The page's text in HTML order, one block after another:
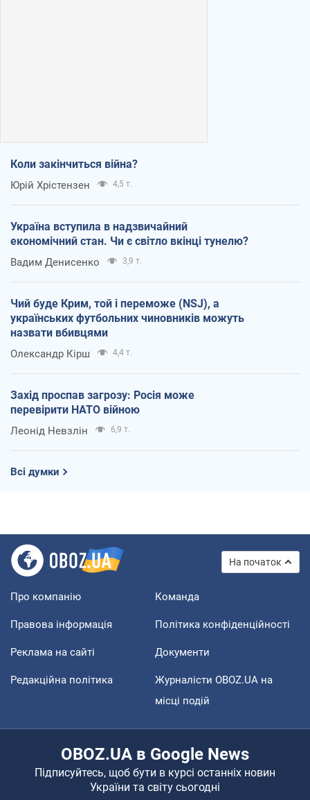
Коли закінчиться війна?
Юрій Хрістензен 4,5 т.
Україна вступила в надзвичайний
економічний стан. Чи є світло вкінці тунелю?
Вадим Денисенко 3,9 т.
Чий буде Крим, той і переможе (NSJ), а
українських футбольних чиновників можуть
назвати вбивцями
Олександр Кірш 4,4 т.
Захід проспав загрозу: Росія може
перевірити НАТО війною
Леонід Невзлін 6,9 т.
Всі думки
На початок
Про компанію Команда
Правова інформація Політика конфіденційності
Реклама на сайті Документи
Редакційна політика
Журналісти OBOZ.UA на
місці подій
OBOZ.UA в Google News
Підписуйтесь, щоб бути в курсі останніх новин
України та світу сьогодні